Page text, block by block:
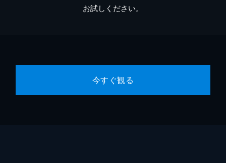
お試しください。
今すぐ観る